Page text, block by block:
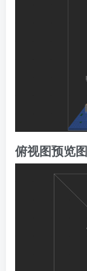
俯视图预览图